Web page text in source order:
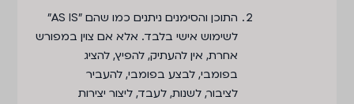
התוכן והסימנים ניתנים כמו שהם ״AS IS״
לשימוש אישי בלבד. אלא אם צוין במפורש
אחרת, אין להעתיק, להפיץ, להציג
בפומבי, לבצע בפומבי, להעביר
לציבור, לשנות, לעבד, ליצור יצירות